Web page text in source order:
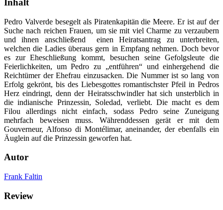
Inhalt
Pedro Valverde besegelt als Piratenkapitän die Meere. Er ist auf der
Suche nach reichen Frauen, um sie mit viel Charme zu verzaubern
und ihnen anschließend einen Heiratsantrag zu unterbreiten,
welchen die Ladies überaus gern in Empfang nehmen. Doch bevor
es zur Eheschließung kommt, besuchen seine Gefolgsleute die
Feierlichkeiten, um Pedro zu „entführen“ und einhergehend die
Reichtümer der Ehefrau einzusacken. Die Nummer ist so lang von
Erfolg gekrönt, bis des Liebesgottes romantischster Pfeil in Pedros
Herz eindringt, denn der Heiratsschwindler hat sich unsterblich in
die indianische Prinzessin, Soledad, verliebt. Die macht es dem
Filou allerdings nicht einfach, sodass Pedro seine Zuneigung
mehrfach beweisen muss. Währenddessen gerät er mit dem
Gouverneur, Alfonso di Montélimar, aneinander, der ebenfalls ein
Äuglein auf die Prinzessin geworfen hat.
Autor
Frank Faltin
Review